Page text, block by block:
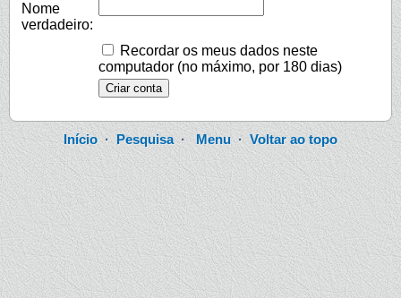
Nome
verdadeiro:
Recordar os meus dados neste
computador (no máximo, por 180 dias)
Início·Pesquisa· Menu· Voltar ao topo